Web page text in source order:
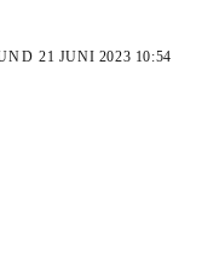
21 JUNI 2023 10:54